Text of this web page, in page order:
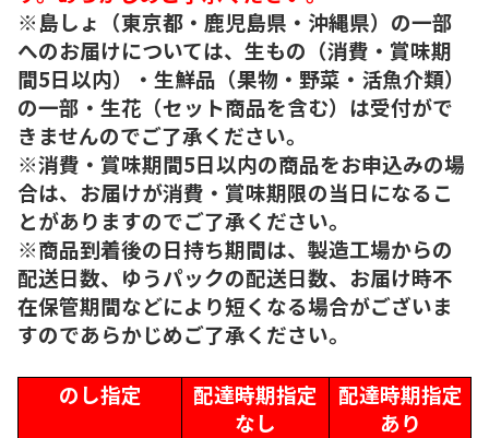
※島しょ（東京都・鹿児島県・沖縄県）の一部
へのお届けについては、生もの（消費・賞味期
間5日以内）・生鮮品（果物・野菜・活魚介類）
の一部・生花（セット商品を含む）は受付がで
きませんのでご了承ください。
※消費・賞味期間5日以内の商品をお申込みの場
合は、お届けが消費・賞味期限の当日になるこ
とがありますのでご了承ください。
※商品到着後の日持ち期間は、製造工場からの
配送日数、ゆうパックの配送日数、お届け時不
在保管期間などにより短くなる場合がございま
すのであらかじめご了承ください。
のし指定
配達時期指定
なし
配達時期指定
あり